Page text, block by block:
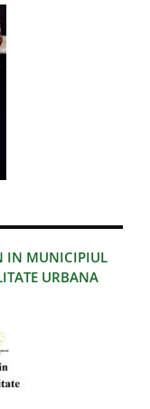
IN MUNICIPIUL
URBANA